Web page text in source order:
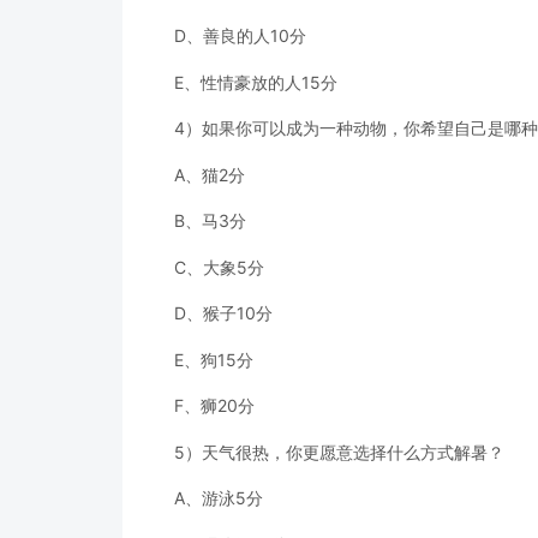
D、善良的人10分
E、性情豪放的人15分
4）如果你可以成为一种动物，你希望自己是哪
A、猫2分
B、马3分
C、大象5分
D、猴子10分
E、狗15分
F、狮20分
5）天气很热，你更愿意选择什么方式解暑？
A、游泳5分